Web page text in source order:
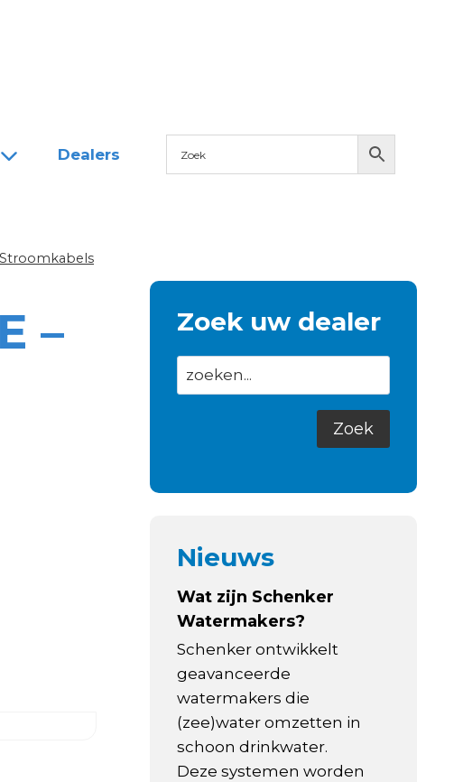
Dealers
Stroomkabels
–
Zoek uw dealer
Nieuws
Wat zijn Schenker
Watermakers?
Schenker ontwikkelt
geavanceerde
watermakers die
(zee)water omzetten in
schoon drinkwater.
Deze systemen worden